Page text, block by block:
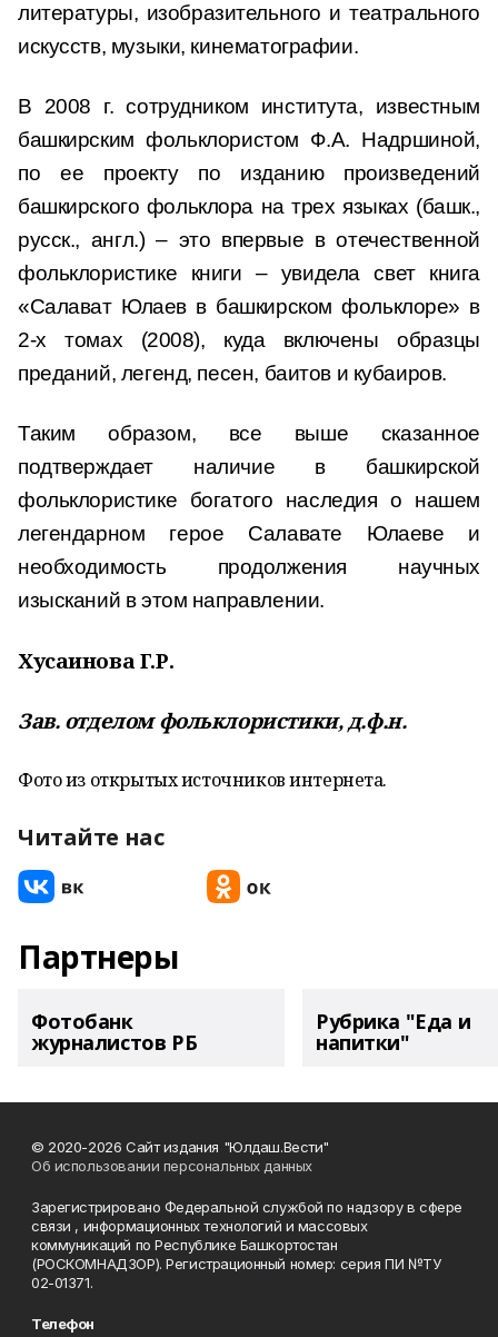
литературы, изобразительного и театрального
искусств, музыки, кинематографии.
В 2008 г. сотрудником института, известным
башкирским фольклористом Ф.А. Надршиной,
по ее проекту по изданию произведений
башкирского фольклора на трех языках (башк.,
русск., англ.) – это впервые в отечественной
фольклористике книги – увидела свет книга
«Салават Юлаев в башкирском фольклоре» в
2-х томах (2008), куда включены образцы
преданий, легенд, песен, баитов и кубаиров.
Таким образом, все выше сказанное
подтверждает наличие в башкирской
фольклористике богатого наследия о нашем
легендарном герое Салавате Юлаеве и
необходимость продолжения научных
изысканий в этом направлении.
Хусаинова Г.Р.
Зав. отделом фольклористики, д.ф.н.
Фото из открытых источников интернета.
Читайте нас
Партнеры
Фотобанк
журналистов РБ
Рубрика "Еда и
напитки"
© 2020-2026 Сайт издания "Юлдаш.Вести"
Об использовании персональных данных
Зарегистрировано Федеральной службой по надзору в сфере
связи , информационных технологий и массовых
коммуникаций по Республике Башкортостан
(РОСКОМНАДЗОР). Регистрационный номер: серия ПИ №ТУ
02-01371.
Телефон